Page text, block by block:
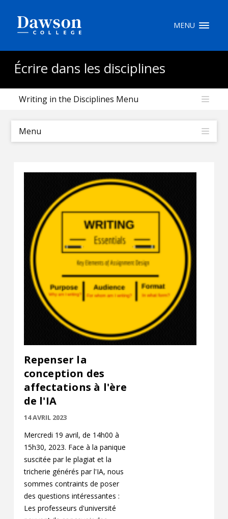
MENU
Écrire dans les disciplines
Writing in the Disciplines Menu
Menu
Repenser la
conception des
affectations à l'ère
de l'IA
14 AVRIL 2023
Mercredi 19 avril, de 14h00 à
15h30, 2023. Face à la panique
suscitée par le plagiat et la
tricherie générés par l'IA, nous
sommes contraints de poser
des questions intéressantes :
Les professeurs d'université
EN
Comment postuler
Liens rapides
Contact
Informations
Outils
Liens
Menu principal